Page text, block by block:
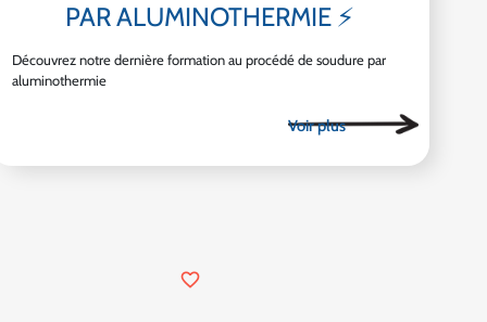
PAR ALUMINOTHERMIE ⚡
Découvrez notre dernière formation au procédé de soudure par
aluminothermie
favorite_border